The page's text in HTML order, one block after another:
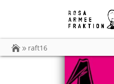
raft16